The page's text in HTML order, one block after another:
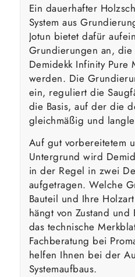
Ein dauerhafter
System aus
Jotun bietet dafür
Grundierungen an,
Demidekk Infinity Pure
werden. Die
ein, reguliert die
die Basis, auf der die
gleichmäßig und
Auf gut vorbereitetem
Untergrund wird
in der Regel in zwei
aufgetragen. Welche
Bauteil und Ihre
hängt von Zustand
das technische
Fachberatung bei
helfen Ihnen bei der
Systemaufbaus.